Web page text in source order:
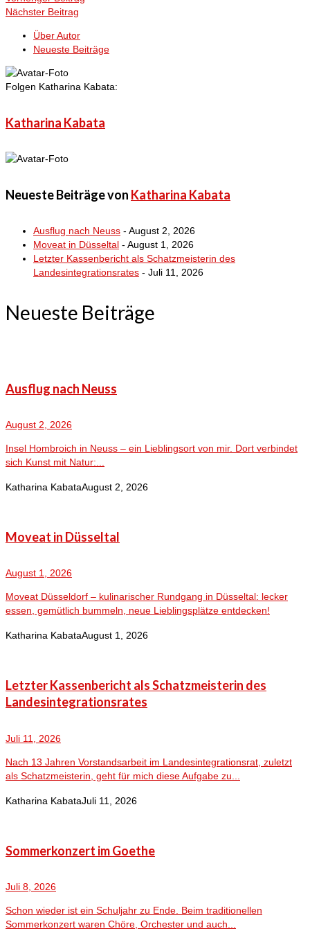
Nächster Beitrag
Über Autor
Neueste Beiträge
Folgen Katharina Kabata:
Katharina Kabata
Neueste Beiträge von Katharina Kabata
Ausflug nach Neuss - August 2, 2026
Moveat in Düsseltal - August 1, 2026
Letzter Kassenbericht als Schatzmeisterin des
Landesintegrationsrates - Juli 11, 2026
Neueste Beiträge
Ausflug nach Neuss
August 2, 2026
Insel Hombroich in Neuss – ein Lieblingsort von mir. Dort verbindet
sich Kunst mit Natur:...
Katharina KabataAugust 2, 2026
Moveat in Düsseltal
August 1, 2026
Moveat Düsseldorf – kulinarischer Rundgang in Düsseltal: lecker
essen, gemütlich bummeln, neue Lieblingsplätze entdecken!
Katharina KabataAugust 1, 2026
Letzter Kassenbericht als Schatzmeisterin des
Landesintegrationsrates
Juli 11, 2026
Nach 13 Jahren Vorstandsarbeit im Landesintegrationsrat, zuletzt
als Schatzmeisterin, geht für mich diese Aufgabe zu...
Katharina KabataJuli 11, 2026
Sommerkonzert im Goethe
Juli 8, 2026
Schon wieder ist ein Schuljahr zu Ende. Beim traditionellen
Sommerkonzert waren Chöre, Orchester und auch...